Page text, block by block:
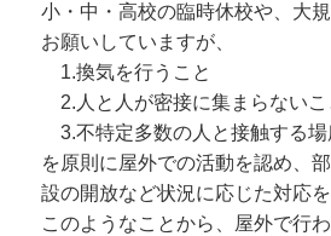
小・中・高校の臨時休校や、大
お願いしていますが、
1.換気を行うこと
2.人と人が密接に集まらないこ
3.不特定多数の人と接触する
を原則に屋外での活動を認め、
設の開放など状況に応じた対応を
このようなことから、屋外で行